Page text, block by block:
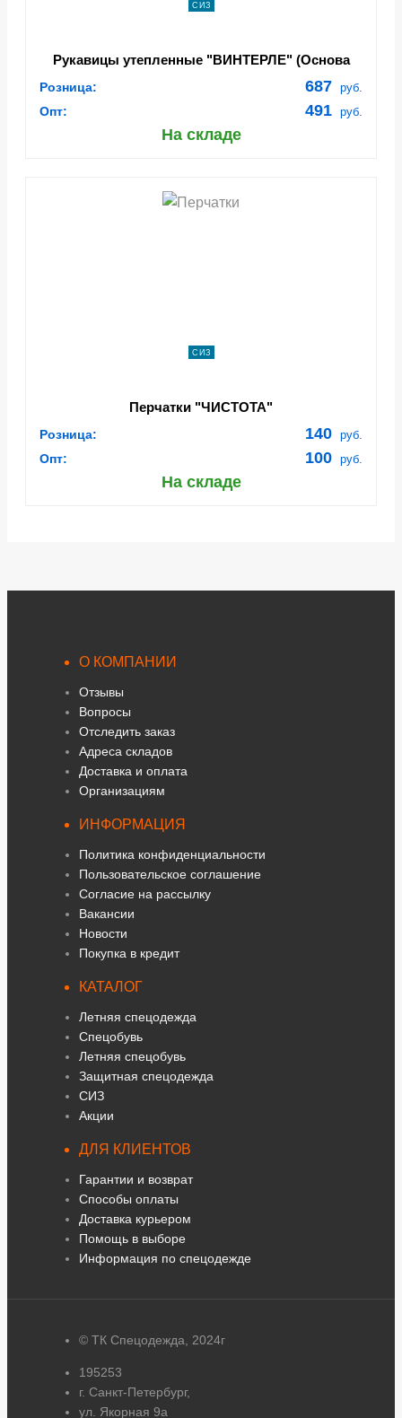
СИЗ
Рукавицы утепленные "ВИНТЕРЛЕ" (Основа
Розница: 687 руб.
Опт: 491 руб.
На складе
СИЗ
Перчатки "ЧИСТОТА"
Розница: 140 руб.
Опт: 100 руб.
На складе
О КОМПАНИИ
Отзывы
Вопросы
Отследить заказ
Адреса складов
Доставка и оплата
Организациям
ИНФОРМАЦИЯ
Политика конфиденциальности
Пользовательское соглашение
Согласие на рассылку
Вакансии
Новости
Покупка в кредит
КАТАЛОГ
Летняя спецодежда
Спецобувь
Летняя спецобувь
Защитная спецодежда
СИЗ
Акции
ДЛЯ КЛИЕНТОВ
Гарантии и возврат
Способы оплаты
Доставка курьером
Помощь в выборе
Информация по спецодежде
© ТК Спецодежда, 2024г
195253
г. Санкт-Петербург,
ул. Якорная 9а